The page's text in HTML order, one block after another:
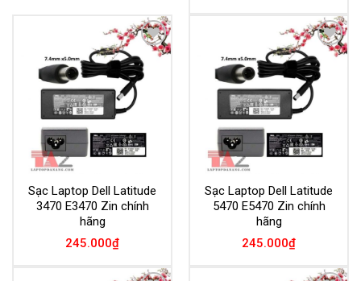
Add to
Wishlist
Sạc Laptop Dell Latitude
3470 E3470 Zin chính
hãng
245.000₫
Add to
Wishlist
Sạc Laptop Dell Latitude
5470 E5470 Zin chính
hãng
245.000₫